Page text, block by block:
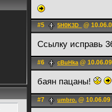
#5 5H0K3D_ @
Ссылку исправь
#6 cBuHka@
баян пацаны!
#7 umbro. @